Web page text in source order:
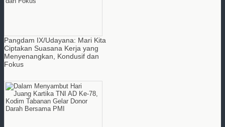
Pangdam IX/Udayana: Mari Kita
Ciptakan Suasana Kerja yang
Menyenangkan, Kondusif dan
Fokus